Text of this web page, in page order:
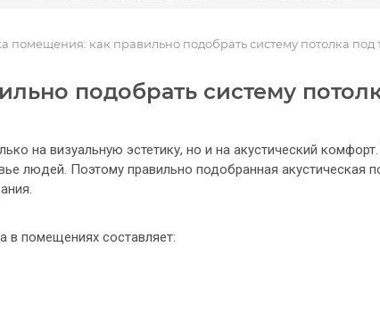
помещения: как правильно подобрать систему потолка под
подобрать систему
на визуальную эстетику, но и на акустический
людей. Поэтому правильно подобранная акустическая
в помещениях составляет: